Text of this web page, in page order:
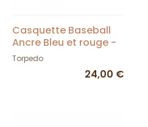
Casquette Baseball
Ancre Bleu et rouge -
Torpedo
Torpedo
24,00 €